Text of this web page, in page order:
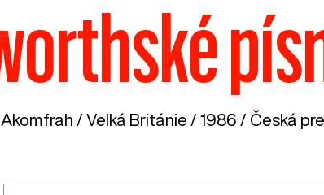
/ Velká Británie / 1986 / Česká